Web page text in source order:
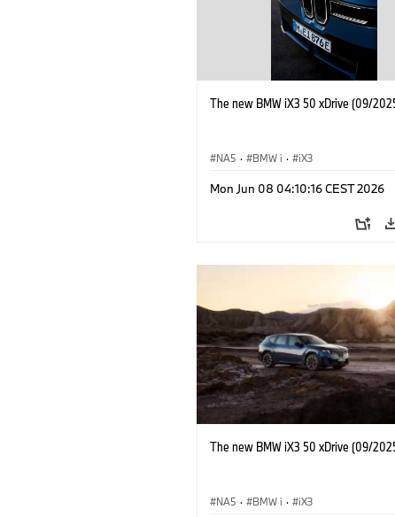
The new BMW iX3 50 xDrive (09/
NA5 · BMW i · iX3
Mon Jun 08 04:10:16 CEST 2026
The new BMW iX3 50 xDrive (09/
NA5 · BMW i · iX3